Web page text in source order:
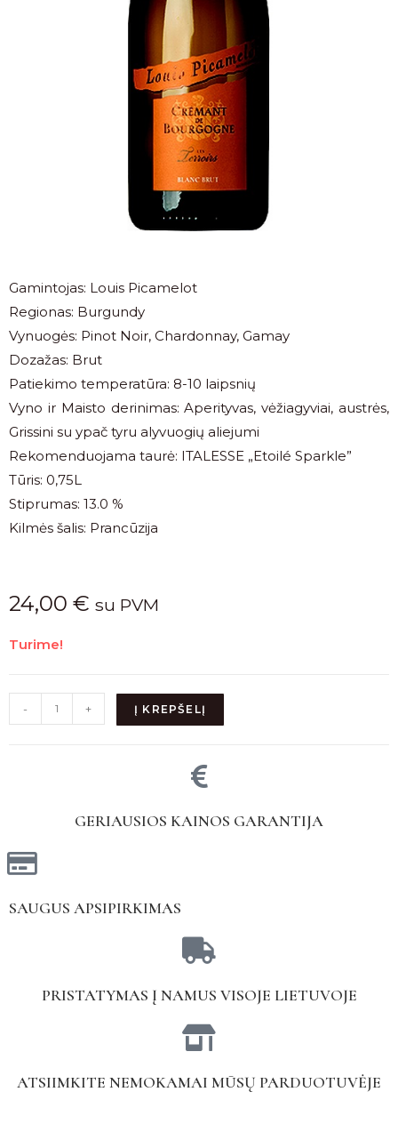
Gamintojas: Louis Picamelot
Regionas: Burgundy
Vynuogės: Pinot Noir, Chardonnay, Gamay
Dozažas: Brut
Patiekimo temperatūra: 8-10 laipsnių
Vyno ir Maisto derinimas: Aperityvas, vėžiagyviai, austrės,
Grissini su ypač tyru alyvuogių aliejumi
Rekomenduojama taurė: ITALESSE „Etoilé Sparkle”
Tūris: 0,75L
Stiprumas: 13.0 %
Kilmės šalis: Prancūzija
24,00 € su PVM
Turime!
- + Į KREPŠELĮ
GERIAUSIOS KAINOS GARANTIJA
SAUGUS APSIPIRKIMAS
PRISTATYMAS Į NAMUS VISOJE LIETUVOJE
ATSIIMKITE NEMOKAMAI MŪSŲ PARDUOTUVĖJE